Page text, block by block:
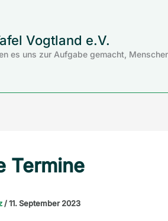
Vogtland e.V.
es uns zur Aufgabe gemacht,
Termine
/11. September 2023